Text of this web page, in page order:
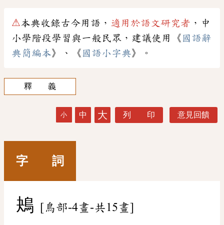
⚠本典收錄古今用語， 適用於語文研究者 ，中
小學階段學習與一般民眾，建議使用《 國語辭
典簡編本》、《 國語小字典》。
釋 義
小 中 大 列 印 意見回饋
字 詞
鴂 [鳥部-4畫-共15畫]